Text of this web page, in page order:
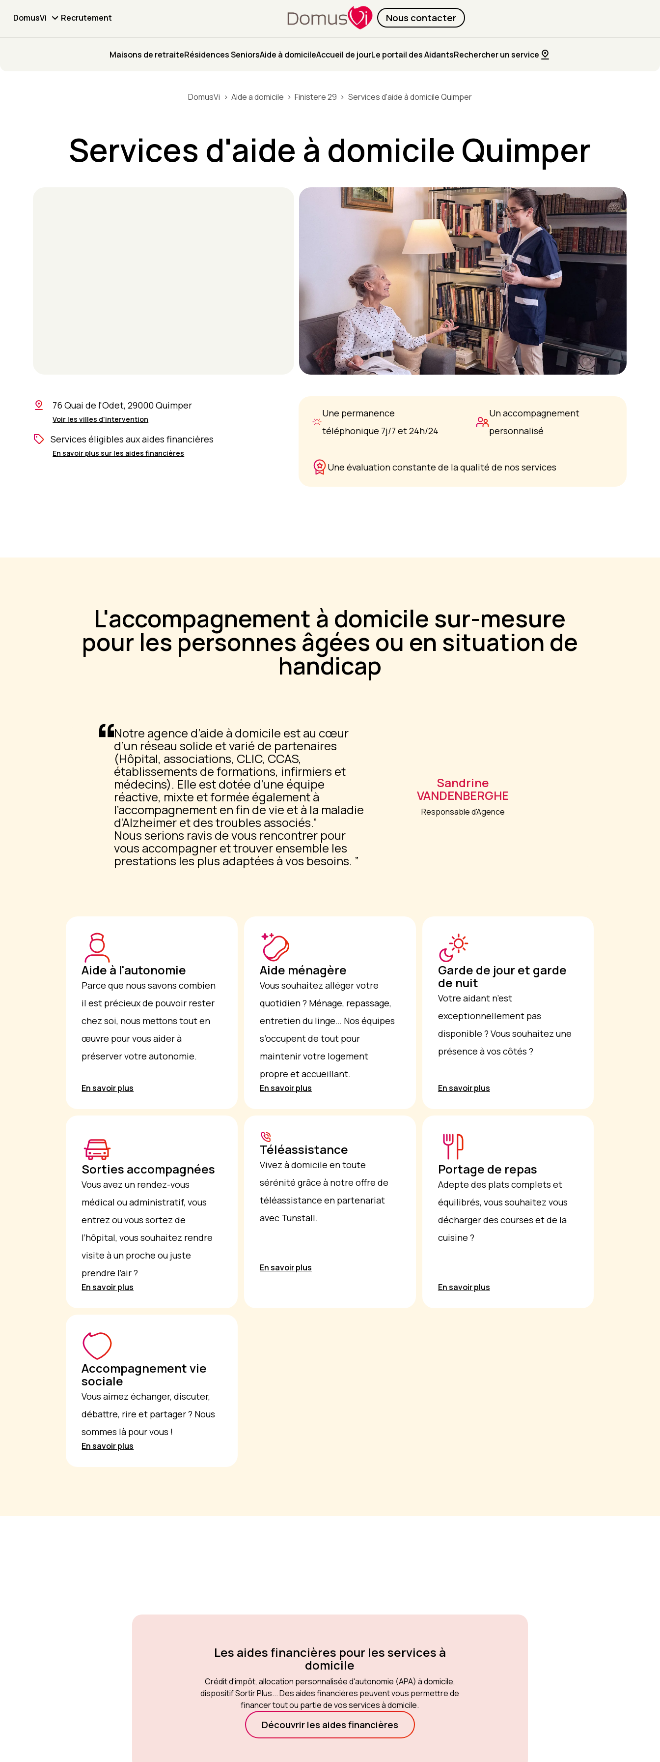
DomusVi Recrutement Nous contacter
Maisons de retraiteRésidences SeniorsAide à domicileAccueil de jourLe portail des AidantsRechercher un service
DomusVi Aide a domicile Finistere 29 Services d'aide à domicile Quimper
Services d'aide à domicile Quimper
76 Quai de l'Odet, 29000 Quimper
Voir les villes d'intervention
Services éligibles aux aides financières
En savoir plus sur les aides financières
Une permanence
téléphonique 7j/7 et 24h/24
Un accompagnement
personnalisé
Une évaluation constante de la qualité de nos services
L'accompagnement à domicile sur-mesure
pour les personnes âgées ou en situation de
handicap
Sandrine
VANDENBERGHE
Responsable d'Agence
Notre agence d’aide à domicile est au cœur
d’un réseau solide et varié de partenaires
(Hôpital, associations, CLIC, CCAS,
établissements de formations, infirmiers et
médecins). Elle est dotée d’une équipe
réactive, mixte et formée également à
l’accompagnement en fin de vie et à la maladie
d’Alzheimer et des troubles associés.
Nous serions ravis de vous rencontrer pour
vous accompagner et trouver ensemble les
prestations les plus adaptées à vos besoins.
Aide à l'autonomie
Parce que nous savons combien
il est précieux de pouvoir rester
chez soi, nous mettons tout en
œuvre pour vous aider à
préserver votre autonomie.
En savoir plus
Aide ménagère
Vous souhaitez alléger votre
quotidien ? Ménage, repassage,
entretien du linge… Nos équipes
s’occupent de tout pour
maintenir votre logement
propre et accueillant.
En savoir plus
Garde de jour et garde
de nuit
Votre aidant n’est
exceptionnellement pas
disponible ? Vous souhaitez une
présence à vos côtés ?
En savoir plus
Sorties accompagnées
Vous avez un rendez-vous
médical ou administratif, vous
entrez ou vous sortez de
l’hôpital, vous souhaitez rendre
visite à un proche ou juste
prendre l’air ?
En savoir plus
Téléassistance
Vivez à domicile en toute
sérénité grâce à notre offre de
téléassistance en partenariat
avec Tunstall.
En savoir plus
Portage de repas
Adepte des plats complets et
équilibrés, vous souhaitez vous
décharger des courses et de la
cuisine ?
En savoir plus
Accompagnement vie
sociale
Vous aimez échanger, discuter,
débattre, rire et partager ? Nous
sommes là pour vous !
En savoir plus
Les aides financières pour les services à
domicile
Crédit d'impôt, allocation personnalisée d'autonomie (APA) à domicile,
dispositif Sortir Plus... Des aides financières peuvent vous permettre de
financer tout ou partie de vos services à domicile.
Découvrir les aides financières